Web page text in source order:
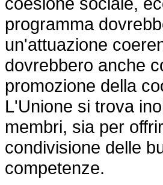
programma
un'attuazione
dovrebbero anche
promozione della
L'Unione si trova
membri, sia per
condivisione delle
competenze.